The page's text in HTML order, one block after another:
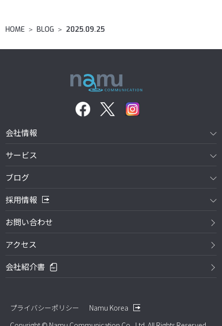
HOME ＞ BLOG ＞ 2025.09.25
会社情報
サービス
ブログ
採用情報
お問い合わせ
アクセス
会社紹介書
プライバシーポリシー Namu Korea